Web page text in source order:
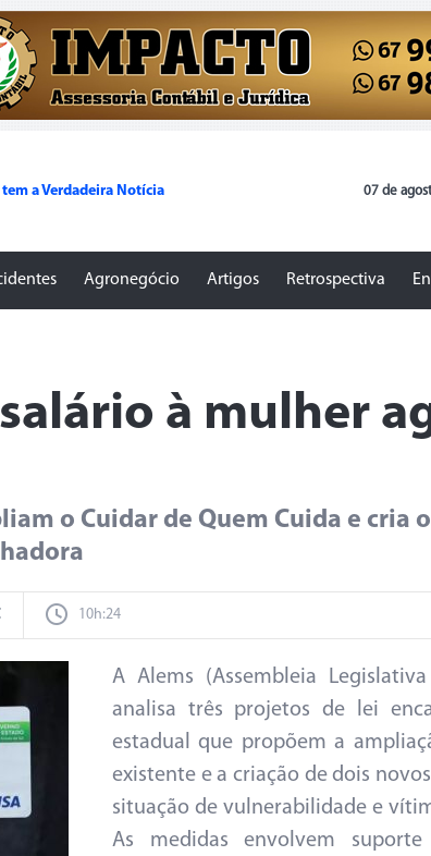
a Verdadeira Notícia 07 de
Agronegócio Artigos Retrospectiva
à mulher
o Cuidar de Quem Cuida e cria
10h:24
A Alems (Assembleia
analisa três projetos de lei
estadual que propõem a
existente e a criação de dois
situação de vulnerabilidade e
As medidas envolvem